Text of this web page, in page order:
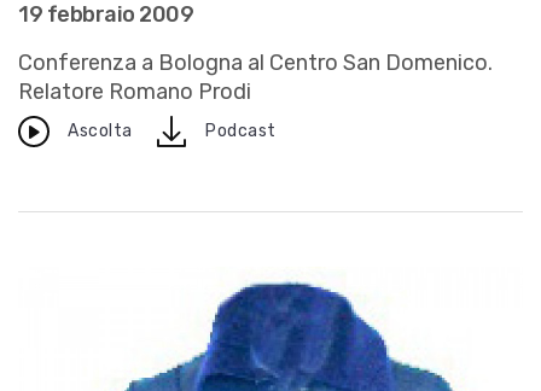
19 febbraio 2009
Conferenza a Bologna al Centro San Domenico.
Relatore Romano Prodi
Ascolta downloadPodcast